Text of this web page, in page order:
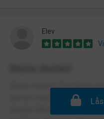
Elev
Bästa skolan! Bra lärare
elever trots kvantiteten
händer både på lektioner